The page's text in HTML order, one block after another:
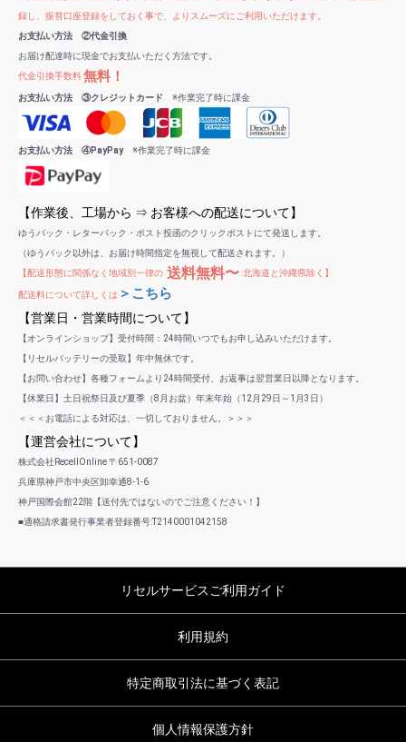
録し、振替口座登録をしておく事で、よりスムーズにご利用いただけます。
お支払い方法 ②代金引換
お届け配達時に現金でお支払いただく方法です。
代金引換手数料無料！
お支払い方法 ③クレジットカード ※作業完了時に課金
お支払い方法 ④PayPay※作業完了時に課金
【作業後、工場から ⇒ お客様への配送について】
ゆうパック・レターパック・ポスト投函のクリックポストにて発送します。
（ゆうパック以外は、お届け時間指定を無視して配送されます。）
【配送形態に関係なく地域別一律の 送料無料〜 北海道と沖縄県除く】
配送料について詳しくは ＞こちら
【営業日・営業時間について】
【オンラインショップ】受付時間：24時間いつでもお申し込みいただけます。
【リセルバッテリーの受取】年中無休です。
【お問い合わせ】各種フォームより24時間受付、お返事は翌営業日以降となります。
【休業日】土日祝祭日及び夏季（8月お盆）年末年始（12月29日～1月3日）
＜＜＜お電話による対応は、一切しておりません。＞＞＞
【運営会社について】
株式会社RecellOnline 〒651-0087
兵庫県神戸市中央区卸幸通8-1-6
神戸国際会館22階【送付先ではないのでご注意ください！】
■適格請求書発行事業者登録番号:T2140001042158
リセルサービスご利用ガイド
利用規約
特定商取引法に基づく表記
個人情報保護方針